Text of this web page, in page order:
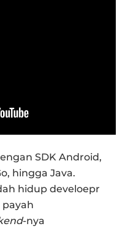
SDK Android,
hingga Java.
hidup develoepr
-nya